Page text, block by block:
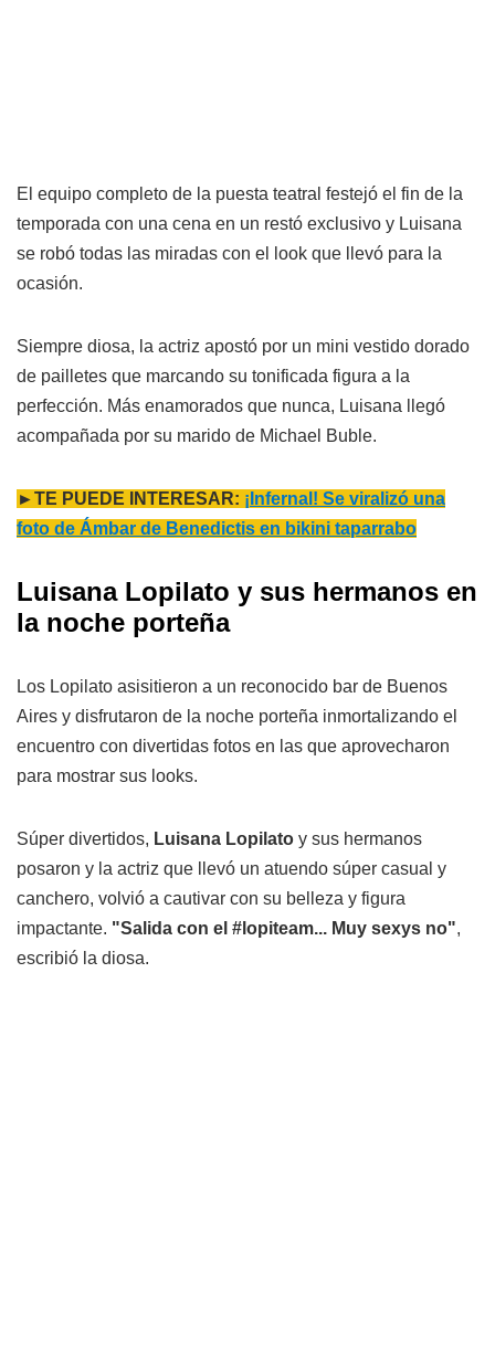
El equipo completo de la puesta teatral festejó el fin de la
temporada con una cena en un restó exclusivo y Luisana
se robó todas las miradas con el look que llevó para la
ocasión.
Siempre diosa, la actriz apostó por un mini vestido dorado
de pailletes que marcando su tonificada figura a la
perfección. Más enamorados que nunca, Luisana llegó
acompañada por su marido de Michael Buble.
►TE PUEDE INTERESAR: ¡Infernal! Se viralizó una
foto de Ámbar de Benedictis en bikini taparrabo
Luisana Lopilato y sus hermanos en
la noche porteña
Los Lopilato asisitieron a un reconocido bar de Buenos
Aires y disfrutaron de la noche porteña inmortalizando el
encuentro con divertidas fotos en las que aprovecharon
para mostrar sus looks.
Súper divertidos, Luisana Lopilato y sus hermanos
posaron y la actriz que llevó un atuendo súper casual y
canchero, volvió a cautivar con su belleza y figura
impactante. "Salida con el #lopiteam... Muy sexys no",
escribió la diosa.